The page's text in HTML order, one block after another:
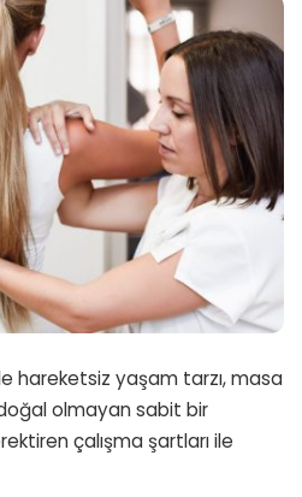
hareketsiz yaşam tarzı, masa
olmayan sabit bir
çalışma şartları ile